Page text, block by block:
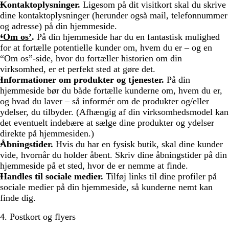
Kontaktoplysninger. Ligesom på dit visitkort skal du skrive
dine kontaktoplysninger (herunder også mail, telefonnummer
og adresse) på din hjemmeside.
‘Om os’. På din hjemmeside har du en fantastisk mulighed
for at fortælle potentielle kunder om, hvem du er – og en
“Om os”-side, hvor du fortæller historien om din
virksomhed, er et perfekt sted at gøre det.
Informationer om produkter og tjenester. På din
hjemmeside bør du både fortælle kunderne om, hvem du er,
og hvad du laver – så informér om de produkter og/eller
ydelser, du tilbyder. (Afhængig af din virksomhedsmodel kan
det eventuelt indebære at sælge dine produkter og ydelser
direkte på hjemmesiden.)
Åbningstider. Hvis du har en fysisk butik, skal dine kunder
vide, hvornår du holder åbent. Skriv dine åbningstider på din
hjemmeside på et sted, hvor de er nemme at finde.
Handles til sociale medier. Tilføj links til dine profiler på
sociale medier på din hjemmeside, så kunderne nemt kan
finde dig.
4. Postkort og flyers